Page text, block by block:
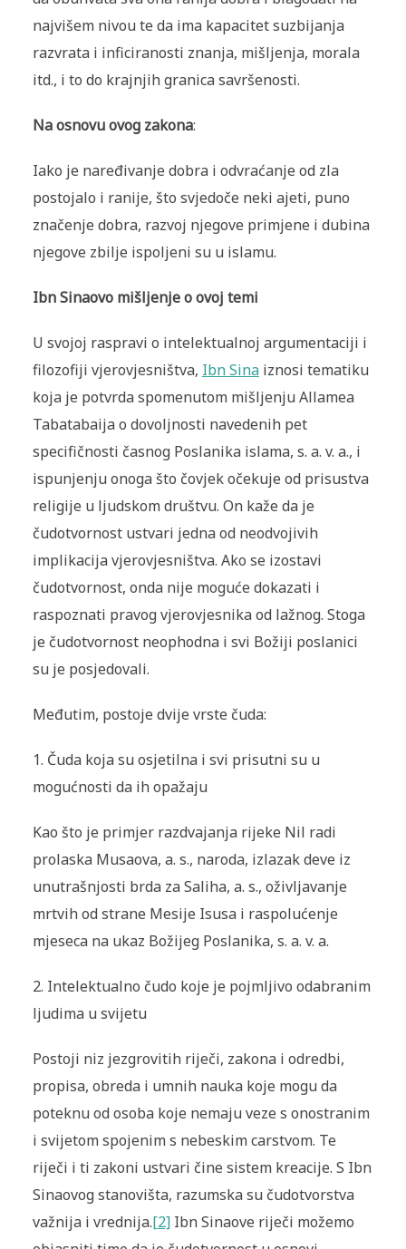
najvišem nivou te da ima kapacitet suzbijanja
razvrata i inficiranosti znanja, mišljenja, morala
itd., i to do krajnjih granica savršenosti.
Na osnovu ovog zakona:
Iako je naređivanje dobra i odvraćanje od zla
postojalo i ranije, što svjedoče neki ajeti, puno
značenje dobra, razvoj njegove primjene i dubina
njegove zbilje ispoljeni su u islamu.
Ibn Sinaovo mišljenje o ovoj temi
U svojoj raspravi o intelektualnoj argumentaciji i
filozofiji vjerovjesništva, Ibn Sinaiznosi tematiku
koja je potvrda spomenutom mišljenju Allamea
Tabatabaija o dovoljnosti navedenih pet
specifičnosti časnog Poslanika islama, s. a. v. a., i
ispunjenju onoga što čovjek očekuje od prisustva
religije u ljudskom društvu. On kaže da je
čudotvornost ustvari jedna od neodvojivih
implikacija vjerovjesništva. Ako se izostavi
čudotvornost, onda nije moguće dokazati i
raspoznati pravog vjerovjesnika od lažnog. Stoga
je čudotvornost neophodna i svi Božiji poslanici
su je posjedovali.
Međutim, postoje dvije vrste čuda:
1. Čuda koja su osjetilna i svi prisutni su u
mogućnosti da ih opažaju
Kao što je primjer razdvajanja rijeke Nil radi
prolaska Musaova, a. s., naroda, izlazak deve iz
unutrašnjosti brda za Saliha, a. s., oživljavanje
mrtvih od strane Mesije Isusa i raspolućenje
mjeseca na ukaz Božijeg Poslanika, s. a. v. a.
2. Intelektualno čudo koje je pojmljivo odabranim
ljudima u svijetu
Postoji niz jezgrovitih riječi, zakona i odredbi,
propisa, obreda i umnih nauka koje mogu da
poteknu od osoba koje nemaju veze s onostranim
i svijetom spojenim s nebeskim carstvom. Te
riječi i ti zakoni ustvari čine sistem kreacije. S Ibn
Sinaovog stanovišta, razumska su čudotvorstva
važnija i vrednija.[2]Ibn Sinaove riječi možemo